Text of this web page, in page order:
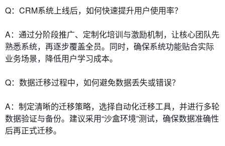
Q：CRM系统上线后，如何快速提升用户使用率？
A：通过分阶段推广、定制化培训与激励机制，让核心团队先
熟悉系统，再逐步覆盖全员。同时，确保系统功能贴合实际
业务场景，降低用户学习成本。
Q：数据迁移过程中，如何避免数据丢失或错误？
A：制定清晰的迁移策略，选择自动化迁移工具，并进行多轮
数据验证与备份。建议采用“沙盒环境”测试，确保数据准确性
后再正式迁移。